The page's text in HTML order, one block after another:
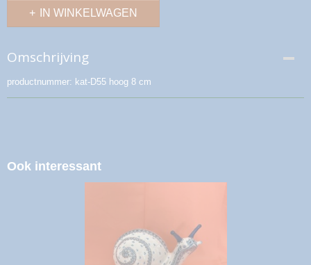
IN WINKELWAGEN
Omschrijving
productnummer: kat-D55 hoog 8 cm
Ook interessant